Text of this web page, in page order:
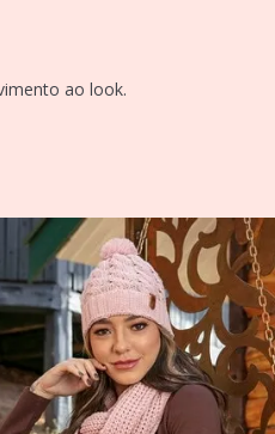
ao look.